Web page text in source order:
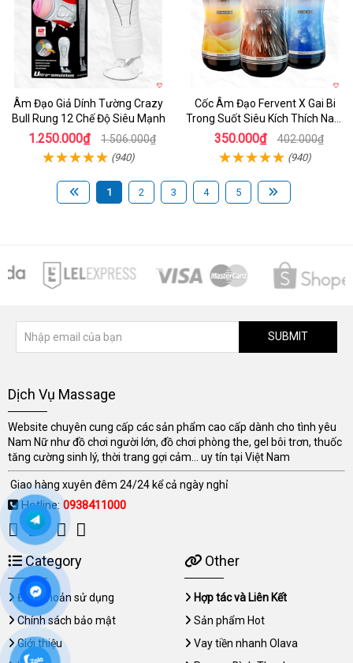
Âm Đạo Giả Dính Tường Crazy
Bull Rung 12 Chế Độ Siêu Mạnh
1.250.000₫ 1.506.000₫
(940)
Cốc Âm Đạo Fervent X Gai Bi
Trong Suốt Siêu Kích Thích Nam
Giới
350.000₫ 402.000₫
(940)
1 2 3 4 5
SUBMIT
Dịch Vụ Massage
Website chuyên cung cấp các sản phẩm cao cấp dành cho tình yêu
Nam Nữ như đồ chơi người lớn, đồ chơi phòng the, gel bôi trơn, thuốc
tăng cường sinh lý, thời trang gợi cảm... uy tín tại Việt Nam
Giao hàng xuyên đêm 24/24 kể cả ngày nghỉ
Hotline: 0938411000
Category
Điều khoản sử dụng
Chính sách bảo mật
Giới thiệu
Other
Hợp tác và Liên Kết
Sản phẩm Hot
Vay tiền nhanh Olava